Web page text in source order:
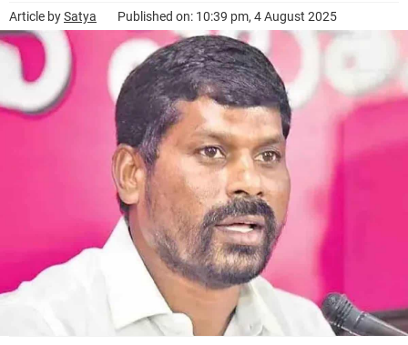
Article bySatya Published on: 10:39 pm, 4 August 2025